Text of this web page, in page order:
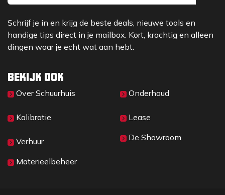
Schrijf je in en krijg de beste deals, nieuwe tools en
handige tips direct in je mailbox. Kort, krachtig en alleen
dingen waar je echt wat aan hebt.
Bekijk ook
Over Sc​huurhuis
Kalibratie
Verhuur
Materieelbeheer
Onderhoud
Lease
De Showroom